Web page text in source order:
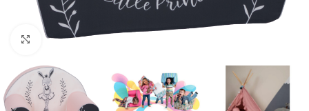
Κλικ για μεγέθυνση